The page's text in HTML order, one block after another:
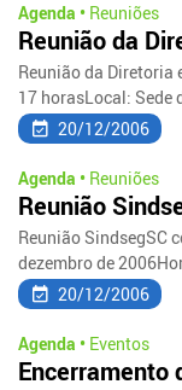
Agenda • Reuniões
Reunião da
Reunião da Diretoria
17 horasLocal: Sede
20/12/2006
Agenda • Reuniões
Reunião
Reunião SindsegSC
dezembro de
20/12/2006
Agenda • Eventos
Encerramento